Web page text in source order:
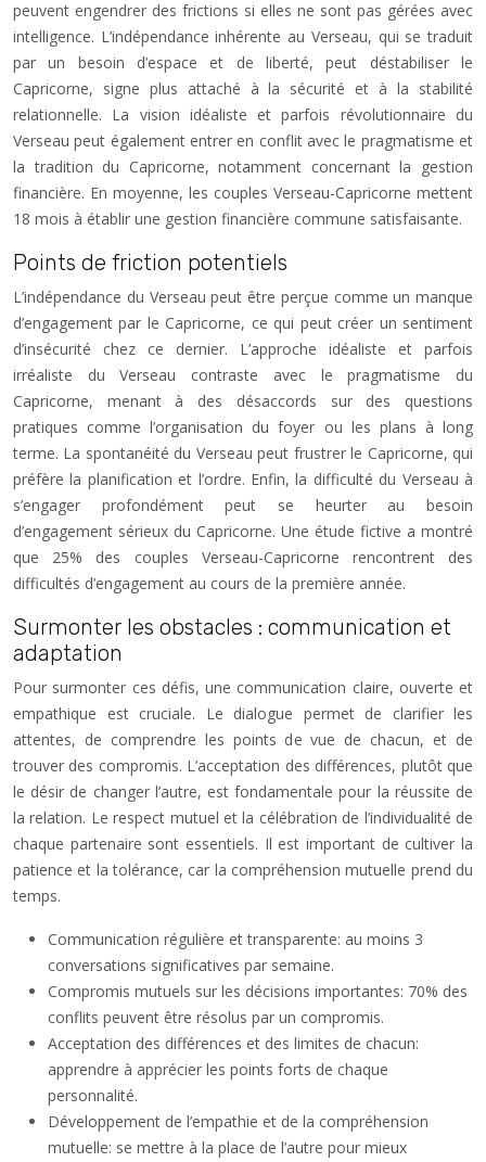
peuvent engendrer des frictions si elles ne sont pas gérées avec
intelligence. L’indépendance inhérente au Verseau, qui se traduit
par un besoin d’espace et de liberté, peut déstabiliser le
Capricorne, signe plus attaché à la sécurité et à la stabilité
relationnelle. La vision idéaliste et parfois révolutionnaire du
Verseau peut également entrer en conflit avec le pragmatisme et
la tradition du Capricorne, notamment concernant la gestion
financière. En moyenne, les couples Verseau-Capricorne mettent
18 mois à établir une gestion financière commune satisfaisante.
Points de friction potentiels
L’indépendance du Verseau peut être perçue comme un manque
d’engagement par le Capricorne, ce qui peut créer un sentiment
d’insécurité chez ce dernier. L’approche idéaliste et parfois
irréaliste du Verseau contraste avec le pragmatisme du
Capricorne, menant à des désaccords sur des questions
pratiques comme l’organisation du foyer ou les plans à long
terme. La spontanéité du Verseau peut frustrer le Capricorne, qui
préfère la planification et l’ordre. Enfin, la difficulté du Verseau à
s’engager profondément peut se heurter au besoin
d’engagement sérieux du Capricorne. Une étude fictive a montré
que 25% des couples Verseau-Capricorne rencontrent des
difficultés d’engagement au cours de la première année.
Surmonter les obstacles : communication et
adaptation
Pour surmonter ces défis, une communication claire, ouverte et
empathique est cruciale. Le dialogue permet de clarifier les
attentes, de comprendre les points de vue de chacun, et de
trouver des compromis. L’acceptation des différences, plutôt que
le désir de changer l’autre, est fondamentale pour la réussite de
la relation. Le respect mutuel et la célébration de l’individualité de
chaque partenaire sont essentiels. Il est important de cultiver la
patience et la tolérance, car la compréhension mutuelle prend du
temps.
Communication régulière et transparente: au moins 3
conversations significatives par semaine.
Compromis mutuels sur les décisions importantes: 70% des
conflits peuvent être résolus par un compromis.
Acceptation des différences et des limites de chacun:
apprendre à apprécier les points forts de chaque
personnalité.
Développement de l’empathie et de la compréhension
mutuelle: se mettre à la place de l’autre pour mieux